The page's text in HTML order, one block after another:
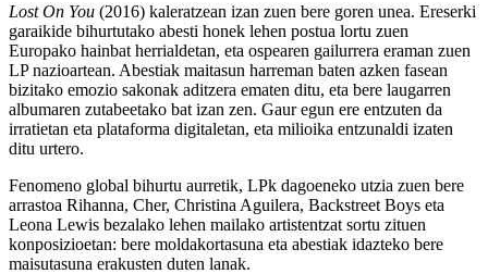
Lost On You (2016) kaleratzean izan zuen bere goren unea. Ereserki
garaikide bihurtutako abesti honek lehen postua lortu zuen
Europako hainbat herrialdetan, eta ospearen gailurrera eraman zuen
LP nazioartean. Abestiak maitasun harreman baten azken fasean
bizitako emozio sakonak aditzera ematen ditu, eta bere laugarren
albumaren zutabeetako bat izan zen. Gaur egun ere entzuten da
irratietan eta plataforma digitaletan, eta milioika entzunaldi izaten
ditu urtero.
Fenomeno global bihurtu aurretik, LPk dagoeneko utzia zuen bere
arrastoa Rihanna, Cher, Christina Aguilera, Backstreet Boys eta
Leona Lewis bezalako lehen mailako artistentzat sortu zituen
konposizioetan: bere moldakortasuna eta abestiak idazteko bere
maisutasuna erakusten duten lanak.